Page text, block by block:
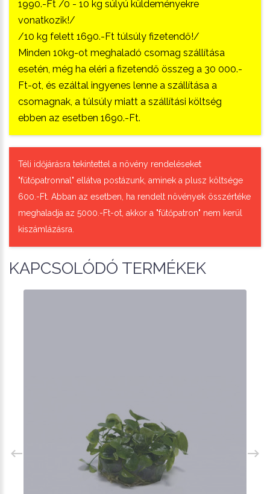
1990.-Ft /0 - 10 kg súlyú küldeményekre
vonatkozik!/
/10 kg felett 1690.-Ft túlsúly fizetendő!/
Minden 10kg-ot meghaladó csomag szállítása
esetén, még ha eléri a fizetendő összeg a 30 000.-
Ft-ot, és ezáltal ingyenes lenne a szállítása a
csomagnak, a túlsúly miatt a szállítási költség
ebben az esetben 1690.-Ft.
Téli időjárásra tekintettel a növény rendeléseket
"fűtőpatronnal" ellátva postázunk, aminek a plusz költsége
600.-Ft. Abban az esetben, ha rendelt növények összértéke
meghaladja az 5000.-Ft-ot, akkor a "fűtőpatron" nem kerül
kiszámlázásra.
KAPCSOLÓDÓ TERMÉKEK